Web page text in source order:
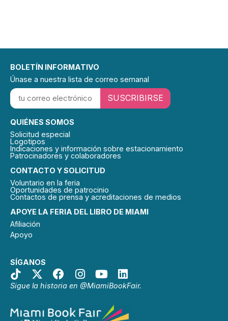
APOYE LA FERIA DEL LIBRO DE MIAMI
Afiliación
Apoyo
SÍGANOS
Sigue la historia en @MiamiBookFair.
CONTACTO Y SOLICITUD
Voluntario en la feria
Oportunidades de patrocinio
Contactos de prensa y acreditaciones de medios
QUIÉNES SOMOS
Solicitud especial
Logotipos
Indicaciones y información sobre estacionamiento
Patrocinadores y colaboradores
BOLETÍN INFORMATIVO
Únase a nuestra lista de correo semanal
SUSCRIBIRSE